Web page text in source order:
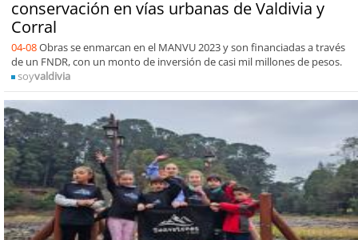
conservación en vías urbanas de Valdivia y
Corral
04-08Obras se enmarcan en el MANVU 2023 y son financiadas a través
de un FNDR, con un monto de inversión de casi mil millones de pesos.
soyvaldivia